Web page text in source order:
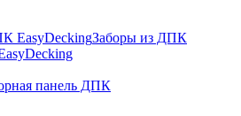
EasyDeckingЗаборы из ДПК
панель ДПК